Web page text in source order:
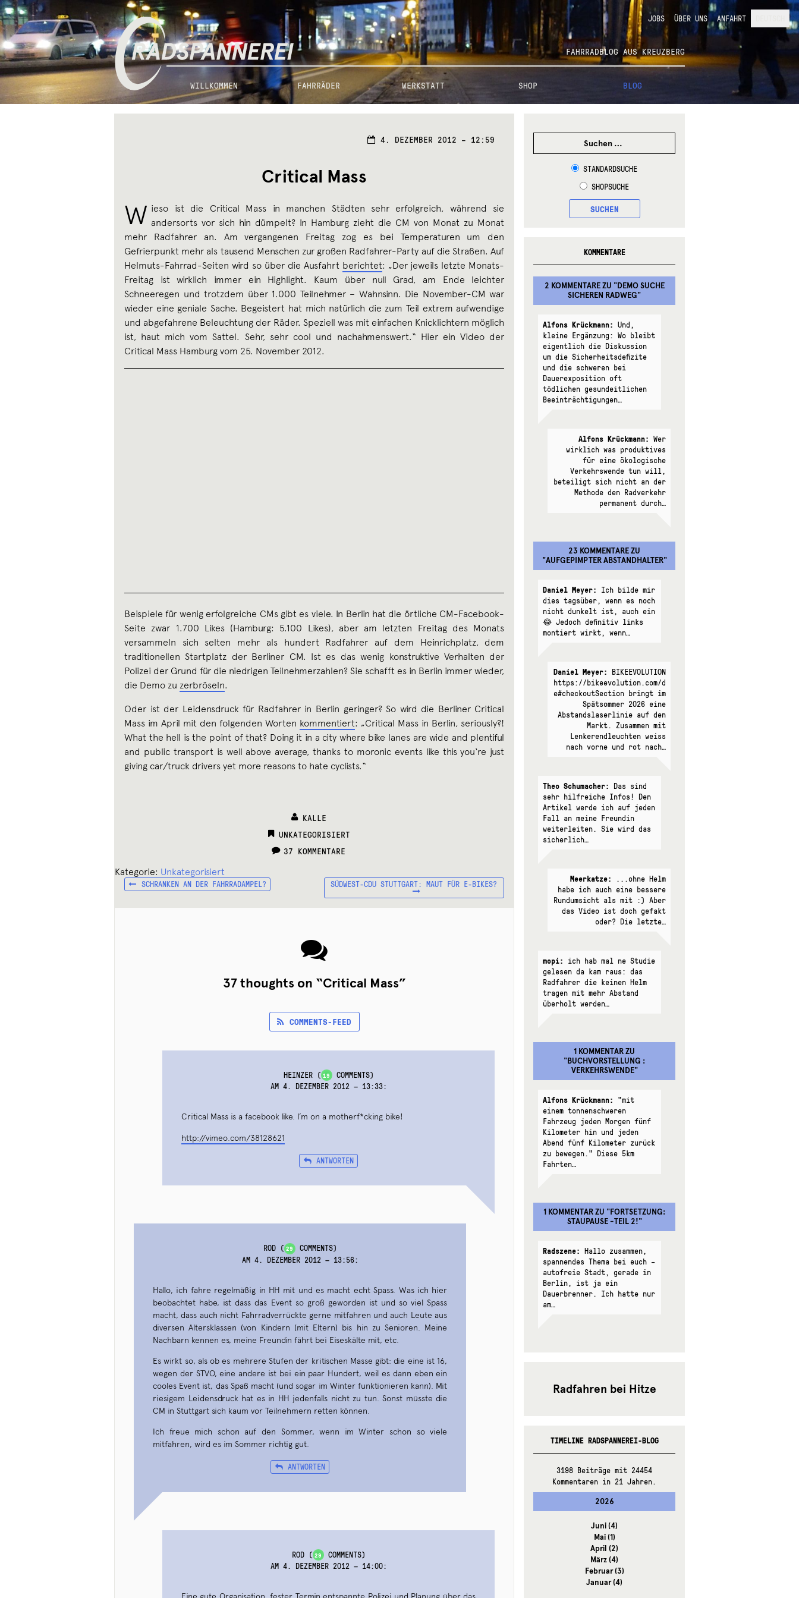
Zur
Navigation
springen
Zum
Inhalt
springen
Radspannerei
FAHRRADBLOG AUS KREUZBERG
JOBS ÜBER UNS ANFAHRT
WILLKOMMEN FAHRRÄDER WERKSTATT SHOP BLOG
4. DEZEMBER 2012 – 12:59
Critical Mass
W ieso ist die Critical Mass in manchen Städten sehr erfolgreich, während sie
andersorts vor sich hin dümpelt? In Hamburg zieht die CM von Monat zu Monat
mehr Radfahrer an. Am vergangenen Freitag zog es bei Temperaturen um den
Gefrierpunkt mehr als tausend Menschen zur großen Radfahrer-Party auf die Straßen. Auf
Helmuts-Fahrrad-Seiten wird so über die Ausfahrt berichtet: „Der jeweils letzte Monats-
Freitag ist wirklich immer ein Highlight. Kaum über null Grad, am Ende leichter
Schneeregen und trotzdem über 1.000 Teilnehmer – Wahnsinn. Die November-CM war
wieder eine geniale Sache. Begeistert hat mich natürlich die zum Teil extrem aufwendige
und abgefahrene Beleuchtung der Räder. Speziell was mit einfachen Knicklichtern möglich
ist, haut mich vom Sattel. Sehr, sehr cool und nachahmenswert.“ Hier ein Video der
Critical Mass Hamburg vom 25. November 2012.
Beispiele für wenig erfolgreiche CMs gibt es viele. In Berlin hat die örtliche CM-Facebook-
Seite zwar 1.700 Likes (Hamburg: 5.100 Likes), aber am letzten Freitag des Monats
versammeln sich selten mehr als hundert Radfahrer auf dem Heinrichplatz, dem
traditionellen Startplatz der Berliner CM. Ist es das wenig konstruktive Verhalten der
Polizei der Grund für die niedrigen Teilnehmerzahlen? Sie schafft es in Berlin immer wieder,
die Demo zu zerbröseln.
Oder ist der Leidensdruck für Radfahrer in Berlin geringer? So wird die Berliner Critical
Mass im April mit den folgenden Worten kommentiert: „Critical Mass in Berlin, seriously?!
What the hell is the point of that? Doing it in a city where bike lanes are wide and plentiful
and public transport is well above average, thanks to moronic events like this you‘re just
giving car/truck drivers yet more reasons to hate cyclists.“
KALLE
CATEGORIES:
UNKATEGORISIERT
37 KOMMENTARE
Kategorie: Unkategorisiert
Beitragsnavigation
VORHERIGER
BEITRAG:
SCHRANKEN AN DER FAHRRADAMPEL? NÄCHSTER
BEITRAG:
SÜDWEST-CDU STUTTGART: MAUT FÜR E-BIKES?
37 thoughts on “Critical Mass”
COMMENTS-FEED
HEINZER ( 19 COMMENTS)
AM 4. DEZEMBER 2012 — 13:33:
Critical Mass is a facebook like. I’m on a motherf*cking bike!
http://vimeo.com/38128621
ANTWORTEN
ROD ( 29 COMMENTS)
AM 4. DEZEMBER 2012 — 13:56:
Hallo, ich fahre regelmäßig in HH mit und es macht echt Spass. Was ich hier
beobachtet habe, ist dass das Event so groß geworden ist und so viel Spass
macht, dass auch nicht Fahrradverrückte gerne mitfahren und auch Leute aus
diversen Altersklassen (von Kindern (mit Eltern) bis hin zu Senioren. Meine
Nachbarn kennen es, meine Freundin fährt bei Eiseskälte mit, etc.
Es wirkt so, als ob es mehrere Stufen der kritischen Masse gibt: die eine ist 16,
wegen der STVO, eine andere ist bei ein paar Hundert, weil es dann eben ein
cooles Event ist, das Spaß macht (und sogar im Winter funktionieren kann). Mit
riesigem Leidensdruck hat es in HH jedenfalls nicht zu tun. Sonst müsste die
CM in Stuttgart sich kaum vor Teilnehmern retten können.
Ich freue mich schon auf den Sommer, wenn im Winter schon so viele
mitfahren, wird es im Sommer richtig gut.
ANTWORTEN
ROD ( 29 COMMENTS)
AM 4. DEZEMBER 2012 — 14:00:
STANDARDSUCHE
SHOPSUCHE
SUCHEN
KOMMENTARE
2 KOMMENTAREZU "DEMO SUCHE
SICHEREN RADWEG"
Alfons Krückmann: Und,
kleine Ergänzung: Wo bleibt
eigentlich die Diskussion
um die Sicherheitsdefizite
und die schweren bei
Dauerexposition oft
tödlichen gesundeitlichen
Beeinträchtigungen…
Alfons Krückmann: Wer
wirklich was produktives
für eine ökologische
Verkehrswende tun will,
beteiligt sich nicht an der
Methode den Radverkehr
permanent durch…
23 KOMMENTAREZU
"AUFGEPIMPTER ABSTANDHALTER"
Daniel Meyer: Ich bilde mir
dies tagsüber, wenn es noch
nicht dunkelt ist, auch ein
😂 Jedoch definitiv links
montiert wirkt, wenn…
Daniel Meyer: BIKEEVOLUTION
https://bikeevolution.com/d
e#checkoutSection bringt im
Spätsommer 2026 eine
Abstandslaserlinie auf den
Markt. Zusammen mit
Lenkerendleuchten weiss
nach vorne und rot nach…
Theo Schumacher: Das sind
sehr hilfreiche Infos! Den
Artikel werde ich auf jeden
Fall an meine Freundin
weiterleiten. Sie wird das
sicherlich…
Meerkatze:
...ohne Helm
habe ich auch eine bessere
Rundumsicht als mit :) Aber
das Video ist doch gefakt
oder? Die letzte…
mopi: ich hab mal ne Studie
gelesen da kam raus: das
Radfahrer die keinen Helm
tragen mit mehr Abstand
überholt werden…
1 KOMMENTARZU
"BUCHVORSTELLUNG :
VERKEHRSWENDE"
Alfons Krückmann: "mit
einem tonnenschweren
Fahrzeug jeden Morgen fünf
Kilometer hin und jeden
Abend fünf Kilometer zurück
zu bewegen." Diese 5km
Fahrten…
1 KOMMENTARZU "FORTSETZUNG:
STAUPAUSE -TEIL 2!"
Radszene: Hallo zusammen,
spannendes Thema bei euch –
autofreie Stadt, gerade in
Berlin, ist ja ein
Dauerbrenner. Ich hatte nur
am…
Radfahren bei Hitze
TIMELINE RADSPANNEREI-BLOG
3198 Beiträge mit 24454
Kommentaren in 21 Jahren.
2026
Juni(4)
Mai(1)
April (2)
März(4)
Februar(3)
Januar(4)